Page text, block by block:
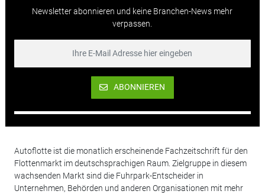
Newsletter abonnieren und keine Branchen-News mehr
verpassen.
ABONNIEREN
Autoflotte ist die monatlich erscheinende Fachzeitschrift für den
Flottenmarkt im deutschsprachigen Raum. Zielgruppe in diesem
wachsenden Markt sind die Fuhrpark-Entscheider in
Unternehmen, Behörden und anderen Organisationen mit mehr